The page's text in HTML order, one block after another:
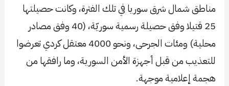
مناطق شمال شرق سوريا في تلك الفترة، وكانت حصيلتها
25 قتيلا وفق حصيلة رسمية سوريّة، (40 وفق مصادر
محلية) ومئات الجرحى، ونحو 4000 معتقل كردي تعرضوا
للتعذيب من قبل أجهزة الأمن السورية، وما رافقها من
هجمة إعلامية موجهة.